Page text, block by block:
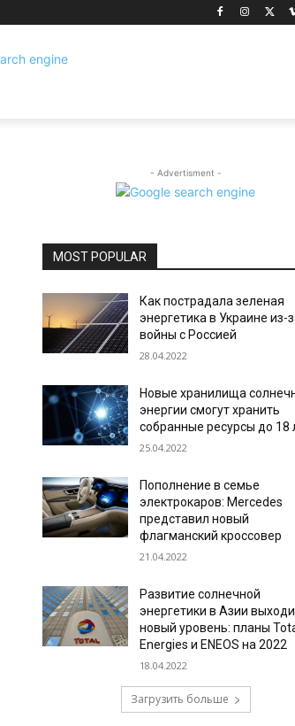
- Advertisment -
MOST POPULAR
Как пострадала зеленая
энергетика в Украине из-
войны с Россией
28.04.2022
Новые хранилища
энергии смогут хранить
собранные ресурсы до 18
25.04.2022
Пополнение в семье
электрокаров: Mercedes
представил новый
флагманский кроссовер
21.04.2022
Развитие солнечной
энергетики в Азии
новый уровень: планы
Energies и ENEOS на 2022
18.04.2022
Загрузить больше